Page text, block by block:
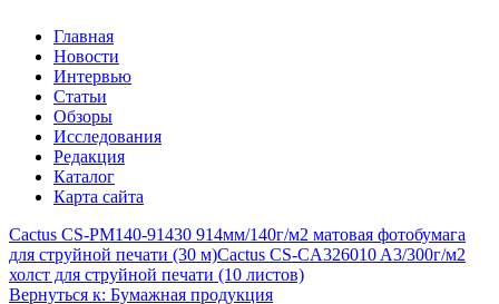
Главная
Новости
Интервью
Статьи
Обзоры
Исследования
Редакция
Каталог
Карта сайта
Cactus CS-PM140-91430 914мм/140г/м2 матовая фотобумага
для струйной печати (30 м)Cactus CS-СA326010 A3/300г/м2
холст для струйной печати (10 листов)
Вернуться к: Бумажная продукция